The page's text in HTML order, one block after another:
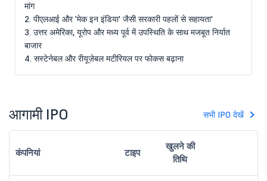
मांग
2. पीएलआई और 'मेक इन इंडिया' जैसी सरकारी पहलों से सहायता'
3. उत्तर अमेरिका, यूरोप और मध्य पूर्व में उपस्थिति के साथ मजबूत निर्यात
बाजार
4. सस्टेनेबल और रीयूज़ेबल मटीरियल पर फोकस बढ़ाना
आगामी IPO सभी IPO देखें
कंपनियां टाइप
खुलने की
तिथि